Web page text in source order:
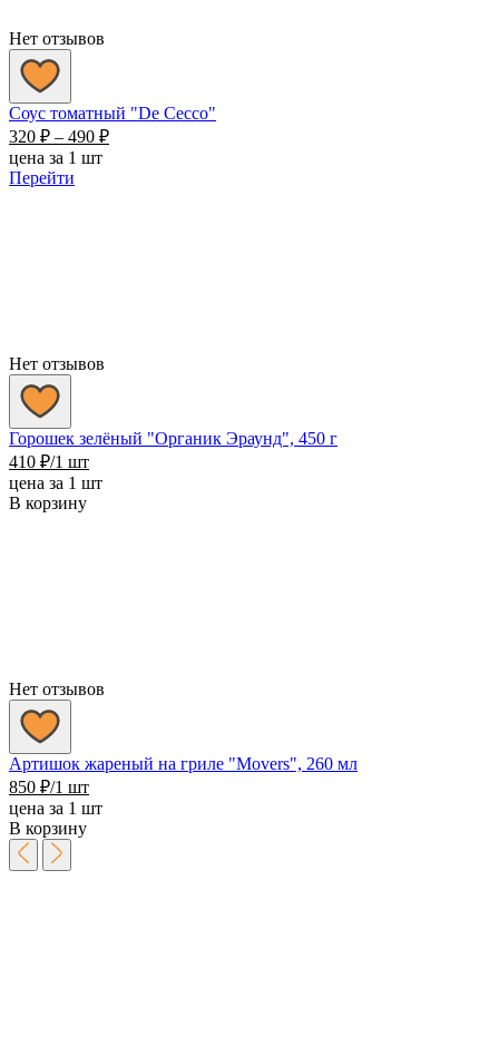
Нет отзывов
Соус томатный "De Cecco"
320 ₽ – 490 ₽Диапазон
цена за 1 шт
Перейти
Нет отзывов
Горошек зелёный "Органик Эраунд", 450 г
410 ₽/1 шт
цена за 1 шт
В корзину
Нет отзывов
Артишок жареный на гриле "Movers", 260 мл
850 ₽/1 шт
цена за 1 шт
В корзину